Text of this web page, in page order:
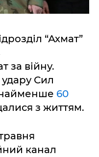
“Ахмат”
за війну.
Сил
60
з життям.
канал